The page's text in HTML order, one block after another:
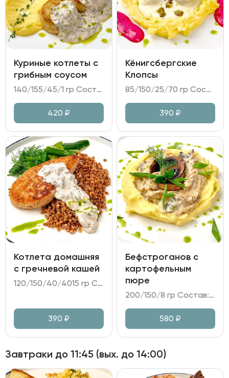
Куриные котлеты с
грибным соусом
140/155/45/1 гр Состав: - котлеты из куриного филе; - пюре картофельное; - соус грибной на сливках; - зелень.
420 ₽
Кёнигсбергские
Клопсы
85/150/25/70 гр Состав: - клопсы (свиной карбонад, лук репчатый, каперсы, килька); - пюре картофельное; - мусс свекольный на сыре Фета; - сливочный соус.
390 ₽
Котлета домашняя
с гречневой кашей
120/150/40/4015 гр Состав: - котлета из говядины и свинины; - каша гречневая; - огурцы битые; - соус грибной на сливках; - зелень, масло сливочное, масло укропное.
390 ₽
Бефстроганов с
картофельным
пюре
200/150/8 гр Состав: - бефстроганов из говядины на сливочно-грибном соусе; - картофельное пюре; - зелень, масло укропное.
580 ₽
Завтраки до 11:45 (вых. до 14:00)